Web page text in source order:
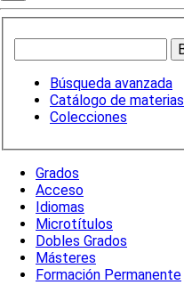
Búsqueda avanzada
Catálogo de materias
Colecciones
Grados
Acceso
Idiomas
Microtítulos
Dobles Grados
Másteres
Formación Permanente